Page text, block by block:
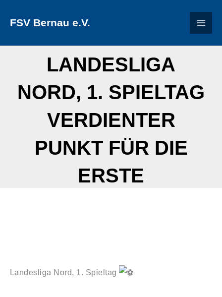
InhaltFSV Bernau e.V.
LANDESLIGA
NORD, 1. SPIELTAG
VERDIENTER
PUNKT FÜR DIE
ERSTE
Landesliga Nord, 1. Spieltag